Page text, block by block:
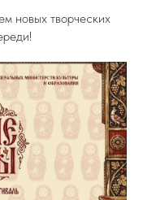
новых творческих